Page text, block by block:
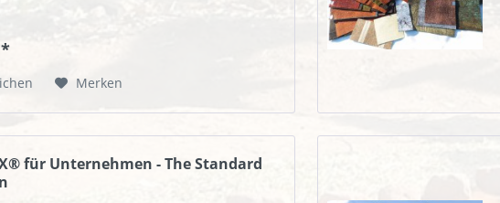
Merken
für Unternehmen - The Standard